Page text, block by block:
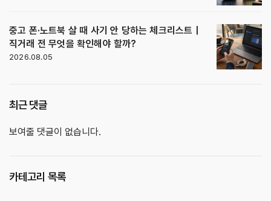
중고 폰·노트북 살 때 사기 안 당하는 체크리스트｜
직거래 전 무엇을 확인해야 할까?
2026.08.05
최근 댓글
보여줄 댓글이 없습니다.
카테고리 목록